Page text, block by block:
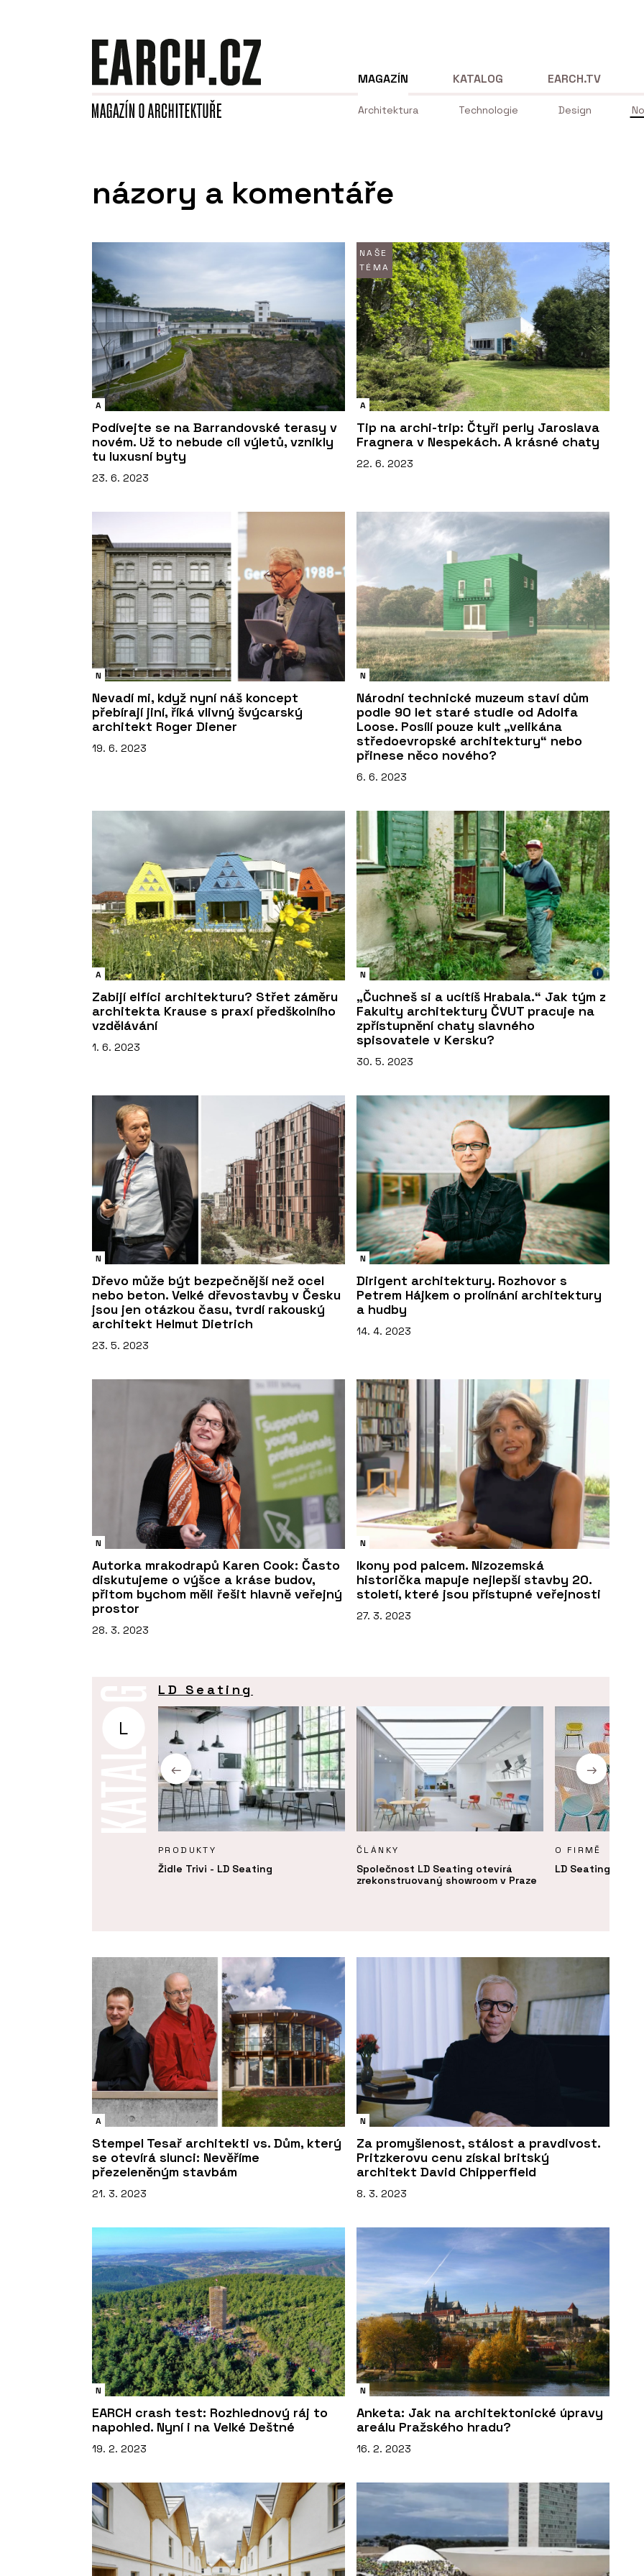
MAGAZÍN
Architektura Technologie Design
KATALOG EARCH.TV
názory a komentáře
A
Podívejte se na Barrandovské terasy v
novém. Už to nebude cíl výletů, vznikly
tu luxusní byty
23. 6. 2023
NAŠE
TÉMA
A
Tip na archi-trip: Čtyři perly Jaroslava
Fragnera v Nespekách. A krásné chaty
22. 6. 2023
N
Nevadí mi, když nyní náš koncept
přebírají jiní, říká vlivný švýcarský
architekt Roger Diener
19. 6. 2023
N
Národní technické muzeum staví dům
podle 90 let staré studie od Adolfa
Loose. Posílí pouze kult „velikána
středoevropské architektury“ nebo
přinese něco nového?
6. 6. 2023
A
Zabijí elfíci architekturu? Střet záměru
architekta Krause s praxí předškolního
vzdělávání
1. 6. 2023
N
„Čuchneš si a ucítíš Hrabala.“ Jak tým z
Fakulty architektury ČVUT pracuje na
zpřístupnění chaty slavného
spisovatele v Kersku?
30. 5. 2023
N
Dřevo může být bezpečnější než ocel
nebo beton. Velké dřevostavby v Česku
jsou jen otázkou času, tvrdí rakouský
architekt Helmut Dietrich
23. 5. 2023
N
Dirigent architektury. Rozhovor s
Petrem Hájkem o prolínání architektury
a hudby
14. 4. 2023
N
Autorka mrakodrapů Karen Cook: Často
diskutujeme o výšce a kráse budov,
přitom bychom měli řešit hlavně veřejný
prostor
28. 3. 2023
N
Ikony pod palcem. Nizozemská
historička mapuje nejlepší stavby 20.
století, které jsou přístupné veřejnosti
27. 3. 2023
L
LD Seating
PRODUKTY
Židle Trivi - LD Seating
ČLÁNKY
Společnost LD Seating otevírá
zrekonstruovaný showroom v Praze
O FIRMĚ
LD Seating
A
Stempel Tesař architekti vs. Dům, který
se otevírá slunci: Nevěříme
přezeleněným stavbám
21. 3. 2023
N
Za promyšlenost, stálost a pravdivost.
Pritzkerovu cenu získal britský
architekt David Chipperfield
8. 3. 2023
N
EARCH crash test: Rozhlednový ráj to
napohled. Nyní i na Velké Deštné
19. 2. 2023
N
Anketa: Jak na architektonické úpravy
areálu Pražského hradu?
16. 2. 2023